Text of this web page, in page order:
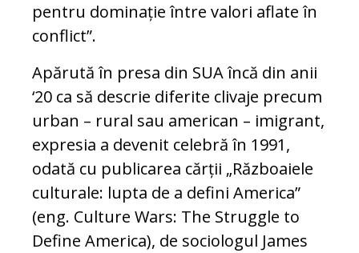
pentru dominație între valori aflate în
conflict”.
Apărută în presa din SUA încă din anii
‘20 ca să descrie diferite clivaje precum
urban – rural sau american – imigrant,
expresia a devenit celebră în 1991,
odată cu publicarea cărții „Războaiele
culturale: lupta de a defini America”
(eng. Culture Wars: The Struggle to
Define America), de sociologul James